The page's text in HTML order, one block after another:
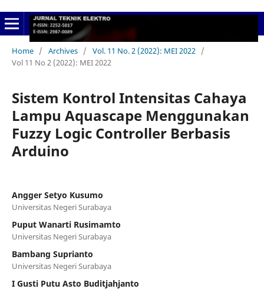
Home / Archives / Vol. 11 No. 2 (2022): MEI 2022 /
Vol 11 No 2 (2022): MEI 2022
Sistem Kontrol Intensitas Cahaya
Lampu Aquascape Menggunakan
Fuzzy Logic Controller Berbasis
Arduino
Angger Setyo Kusumo
Universitas Negeri Surabaya
Puput Wanarti Rusimamto
Universitas Negeri Surabaya
Bambang Suprianto
Universitas Negeri Surabaya
I Gusti Putu Asto Buditjahjanto